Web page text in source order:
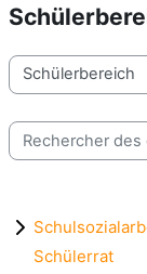
Catégories de
Rechercher des
Schülerrat